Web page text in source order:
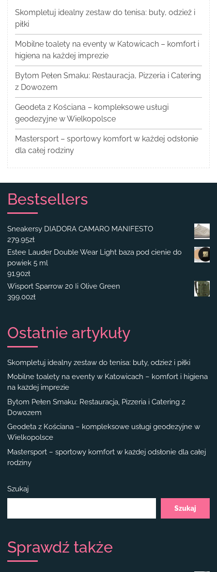
Skompletuj idealny zestaw do tenisa: buty, odzież i
piłki
Mobilne toalety na eventy w Katowicach – komfort i
higiena na każdej imprezie
Bytom Pełen Smaku: Restauracja, Pizzeria i Catering
z Dowozem
Geodeta z Kościana – kompleksowe usługi
geodezyjne w Wielkopolsce
Mastersport – sportowy komfort w każdej odsłonie
dla całej rodziny
Bestsellers
Sneakersy DIADORA CAMARO MANIFESTO
279.95zł
Estee Lauder Double Wear Light baza pod cienie do
powiek 5 ml
91.90zł
Wisport Sparrow 20 Ii Olive Green
399.00zł
Ostatnie artykuły
Skompletuj idealny zestaw do tenisa: buty, odzież i piłki
Mobilne toalety na eventy w Katowicach – komfort i higiena
na każdej imprezie
Bytom Pełen Smaku: Restauracja, Pizzeria i Catering z
Dowozem
Geodeta z Kościana – kompleksowe usługi geodezyjne w
Wielkopolsce
Mastersport – sportowy komfort w każdej odsłonie dla całej
rodziny
Szukaj
Szukaj
Sprawdź także